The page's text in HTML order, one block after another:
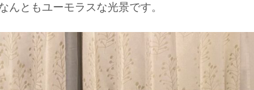
んともユーモラスな光景です。